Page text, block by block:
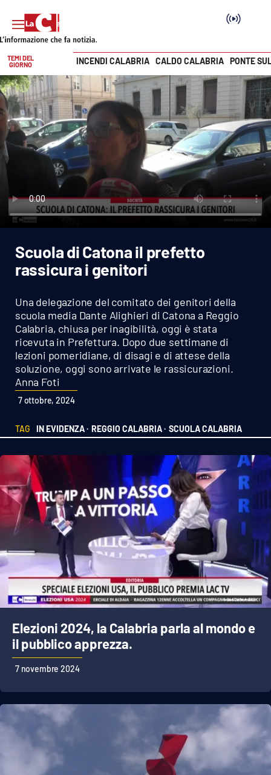
SEZIONI
Cronaca
Politica
Attualità
Economia e lavoro
Italia Mondo
Sport
Cultura
Podcast
Meteo
Editoriali
VIDEO
Ambiente
Cronaca
Cultura
Economia e Lavoro
Politica
Sanità
Società
RUBRICHE
Vai
TEMI DEL
GIORNO
INCENDI CALABRIA CALDO CALABRIA PONTE
Scuola di Catona il prefetto
rassicura i genitori
Una delegazione del comitato dei genitori della
scuola media Dante Alighieri di Catona a Reggio
Calabria, chiusa per inagibilità, oggi è stata
ricevuta in Prefettura. Dopo due settimane di
lezioni pomeridiane, di disagi e di attese della
soluzione, oggi sono arrivate le rassicurazioni.
Anna Foti
7 ottobre, 2024
TAG IN EVIDENZA · REGGIO CALABRIA · SCUOLA CALABRIA
Elezioni 2024, la Calabria parla al mondo e
il pubblico apprezza.
7 novembre 2024